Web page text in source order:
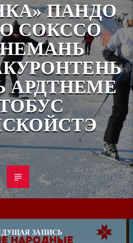
ПАНДО
СОКССО
АРДТНЕМЕ
ЗАПИСЬ